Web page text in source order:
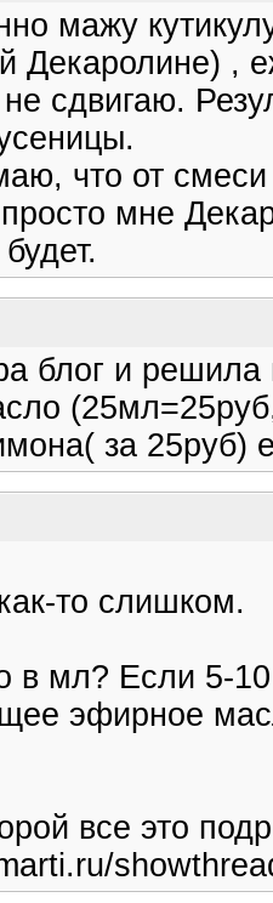
мажу
Декаролине) ,
сдвигаю.
что от
просто мне
блог и
за 25руб)
то слишком.
в мл? Если 5-
эфирное
все это